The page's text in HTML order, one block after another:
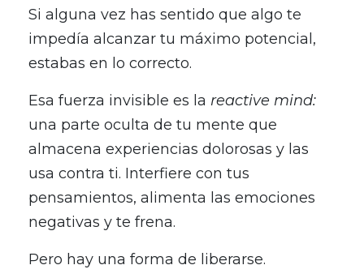
Si alguna vez has sentido que algo te
impedía alcanzar tu máximo potencial,
estabas en lo correcto.
Esa fuerza invisible es la reactive mind:
una parte oculta de tu mente que
almacena experiencias dolorosas y las
usa contra ti. Interfiere con tus
pensamientos, alimenta las emociones
negativas y te frena.
Pero hay una forma de liberarse.